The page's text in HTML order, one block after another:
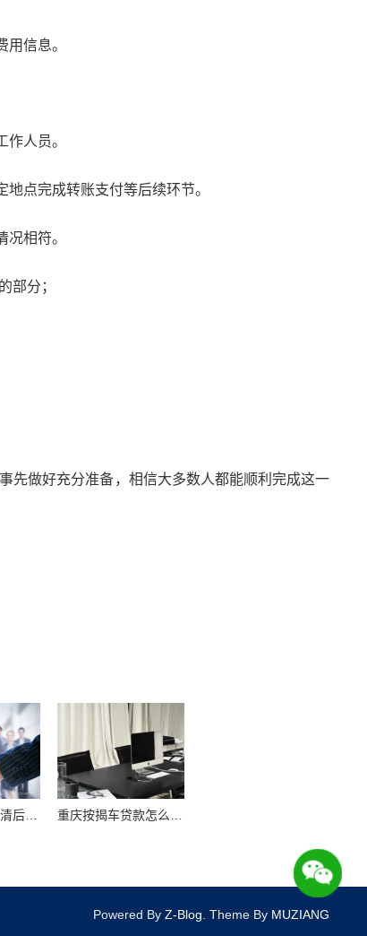
信息。
人员。
点完成转账支付等后续环节。
相符。
部分；
先做好充分准备，相信大多数人都能顺利完成这一
Powered By Z-Blog . Theme By MUZIANG